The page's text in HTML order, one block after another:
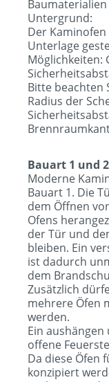
Untergrund:
Der
Unterlage
Möglichkeiten:
Bitte beachten
Radius der
Bauart 1 und 2
Moderne
Bauart 1. Die
dem Öffnen
Ofens
der Tür und
bleiben. Ein
ist dadurch
dem
Zusätzlich
mehrere Öfen
werden.
Ein
offene
Da diese Öfen
konzipiert